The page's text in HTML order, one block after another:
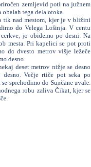
zemljevid poti na južnem
tega dela otoka.
tik nad mestom, kjer je v bližini
do Velega Lošinja. V centu
jo obidemo po desni. Na
mesta. Pri kapelici se pot proti
do dvesto metrov višje ležeče
desno.
deset metrov nižje se desno
Večje rtiče pot seka po
sprehodimo do Sunčane uvale.
robu zaliva Čikat, kjer se